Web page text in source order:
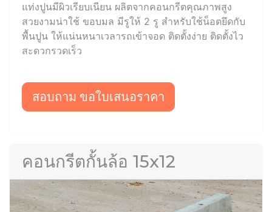
แท่งปูนมีผิวเรียบเนียน ผลิตจากคอนกรีตคุณภาพสูง
สวยงามน่าใช้ ขอบมล มีรูให้ 2 รู สำหรับใช้น็อตยึดกับ
พื้นปูน ให้แน่นหนาเวลารถเข้าจอด ติดตั้งง่าย ติดตั้งไว
สะดวกรวดเร็ว
สอบถาม ขอใบเสนอราคา
คอนกรีตกั้นล้อ 15x12